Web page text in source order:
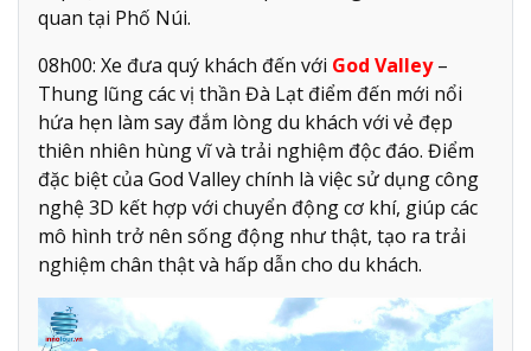
quan tại Phố Núi.
08h00: Xe đưa quý khách đến với God Valley–
Thung lũng các vị thần Đà Lạt điểm đến mới nổi
hứa hẹn làm say đắm lòng du khách với vẻ đẹp
thiên nhiên hùng vĩ và trải nghiệm độc đáo. Điểm
đặc biệt của God Valley chính là việc sử dụng công
nghệ 3D kết hợp với chuyển động cơ khí, giúp các
mô hình trở nên sống động như thật, tạo ra trải
nghiệm chân thật và hấp dẫn cho du khách.